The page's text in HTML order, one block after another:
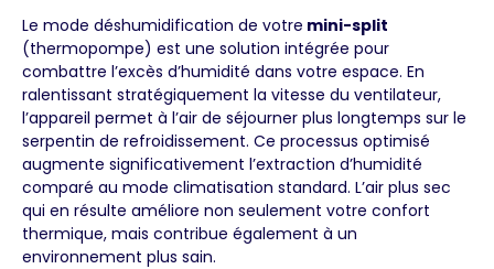
Le mode déshumidification de votre mini-split
(thermopompe) est une solution intégrée pour
combattre l’excès d’humidité dans votre espace. En
ralentissant stratégiquement la vitesse du ventilateur,
l’appareil permet à l’air de séjourner plus longtemps sur le
serpentin de refroidissement. Ce processus optimisé
augmente significativement l’extraction d’humidité
comparé au mode climatisation standard. L’air plus sec
qui en résulte améliore non seulement votre confort
thermique, mais contribue également à un
environnement plus sain.